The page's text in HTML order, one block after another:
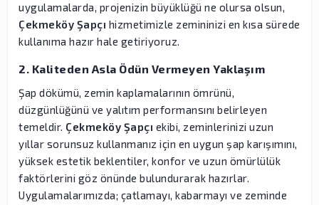
uygulamalarda, projenizin büyüklüğü ne olursa olsun,
Çekmeköy Şapçı hizmetimizle zemininizi en kısa sürede
kullanıma hazır hale getiriyoruz.
2. Kaliteden Asla Ödün Vermeyen Yaklaşım
Şap dökümü, zemin kaplamalarının ömrünü,
düzgünlüğünü ve yalıtım performansını belirleyen
temeldir. Çekmeköy Şapçı ekibi, zeminlerinizi uzun
yıllar sorunsuz kullanmanız için en uygun şap karışımını,
yüksek estetik beklentiler, konfor ve uzun ömürlülük
faktörlerini göz önünde bulundurarak hazırlar.
Uygulamalarımızda; çatlamayı, kabarmayı ve zeminde